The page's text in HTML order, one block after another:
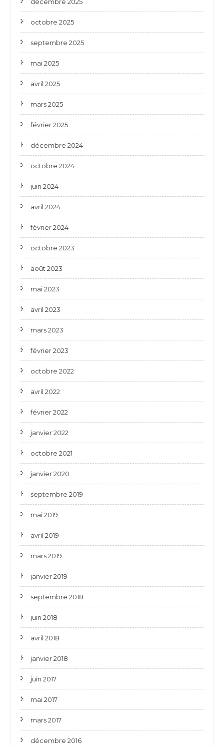
octobre 2025
septembre 2025
mai 2025
avril 2025
mars 2025
février 2025
décembre 2024
octobre 2024
juin 2024
avril 2024
février 2024
octobre 2023
août 2023
mai 2023
avril 2023
mars 2023
février 2023
octobre 2022
avril 2022
février 2022
janvier 2022
octobre 2021
janvier 2020
septembre 2019
mai 2019
avril 2019
mars 2019
janvier 2019
septembre 2018
juin 2018
avril 2018
janvier 2018
juin 2017
mai 2017
mars 2017
décembre 2016